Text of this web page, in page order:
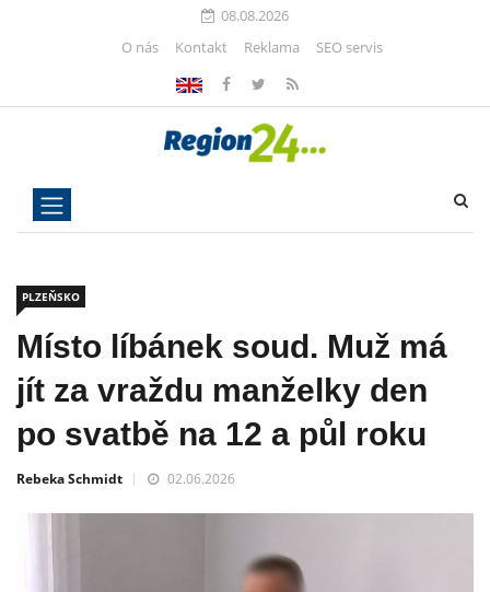
08.08.2026
O nás
Kontakt Reklama SEO servis
PLZEŇSKO
Místo líbánek soud. Muž má
jít za vraždu manželky den
po svatbě na 12 a půl roku
Rebeka Schmidt 02.06.2026